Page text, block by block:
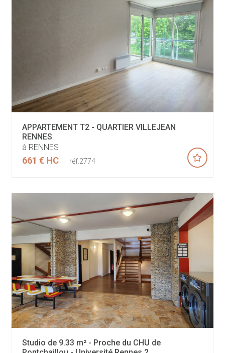
APPARTEMENT T2 - QUARTIER VILLEJEAN
RENNES
à RENNES
661 € HC réf.2774
Studio de 9.33 m² - Proche du CHU de